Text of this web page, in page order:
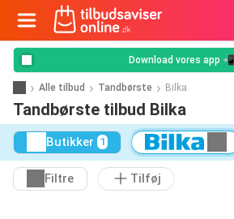
Download vores app 📲
Alle tilbud Tandbørste Bilka
Tandbørste tilbud Bilka
Butikker 1
Filtre Tilføj